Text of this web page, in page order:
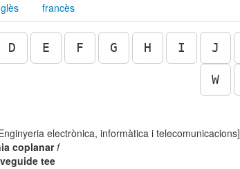
francès
D E F G H I J
W
electrònica, informàtica i telecomunicacions]
coplanarf
tee